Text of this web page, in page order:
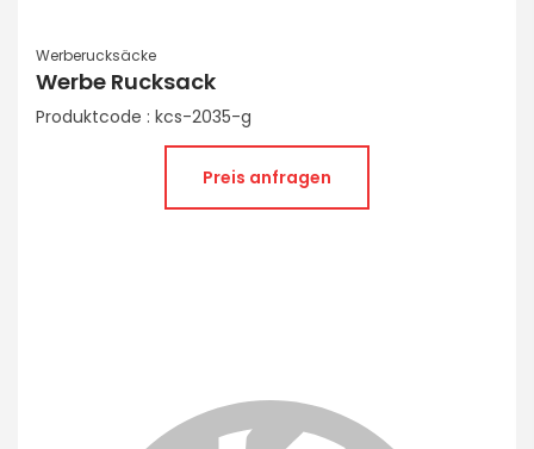
Werberucksäcke
Werbe Rucksack
Produktcode : kcs-2035-g
Preis anfragen